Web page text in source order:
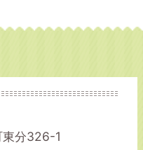
分326-1